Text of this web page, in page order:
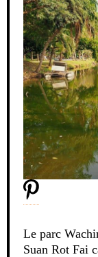
Le parc
Suan Rot Fai